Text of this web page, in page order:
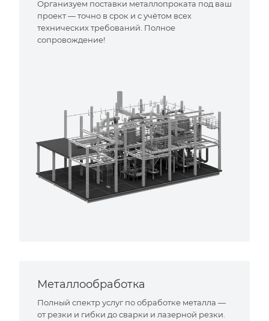
Организуем поставки металлопроката под ваш
проект — точно в срок и с учётом всех
технических требований. Полное
сопровождение!
Металлообработка
Полный спектр услуг по обработке металла —
от резки и гибки до сварки и лазерной резки.